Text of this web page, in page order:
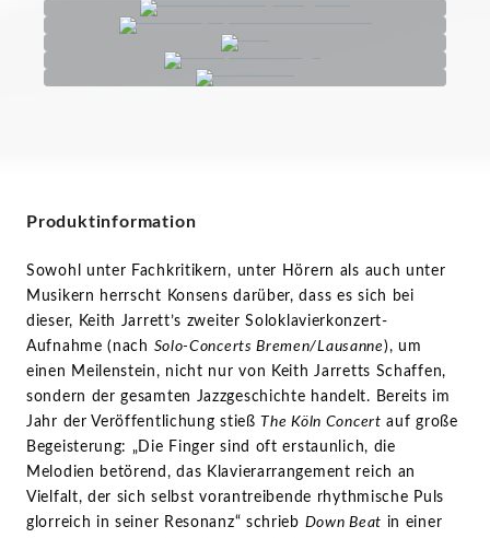
Produktinformation
Sowohl unter Fachkritikern, unter Hörern als auch unter
Musikern herrscht Konsens darüber, dass es sich bei
dieser, Keith Jarrett’s zweiter Soloklavierkonzert-
Aufnahme (nach Solo-Concerts Bremen/Lausanne), um
einen Meilenstein, nicht nur von Keith Jarretts Schaffen,
sondern der gesamten Jazzgeschichte handelt. Bereits im
Jahr der Veröffentlichung stieß The Köln Concert auf große
Begeisterung: „Die Finger sind oft erstaunlich, die
Melodien betörend, das Klavierarrangement reich an
Vielfalt, der sich selbst vorantreibende rhythmische Puls
glorreich in seiner Resonanz“ schrieb Down Beat in einer